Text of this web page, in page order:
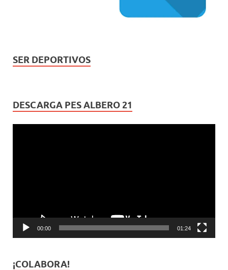
SER DEPORTIVOS
DESCARGA PES ALBERO 21
00:00 01:24
¡COLABORA!